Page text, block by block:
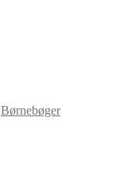
Børnebøger